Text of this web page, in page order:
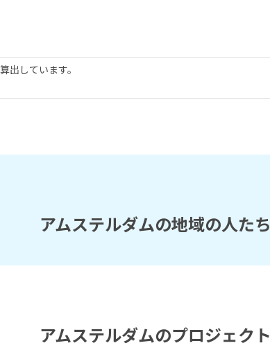
出しています。
アムステルダムの地域の人たち
アムステルダムのプロジェクト